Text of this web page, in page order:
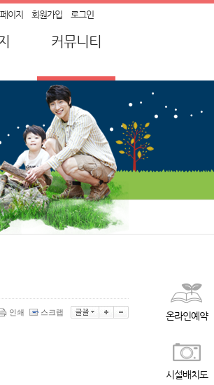
이지 회원가입 로그인
커뮤니티
공지사항
묻고 답하기
자주하는 질문
캠핑장 후기
이벤트
인쇄 스크랩 온라인예약
시설배치도